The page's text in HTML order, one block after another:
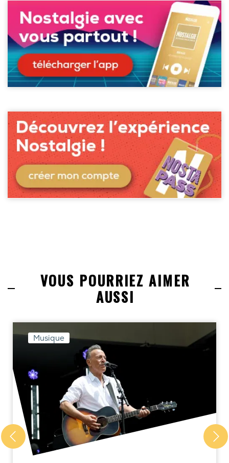
VOUS POURRIEZ AIMER
AUSSI
Musique